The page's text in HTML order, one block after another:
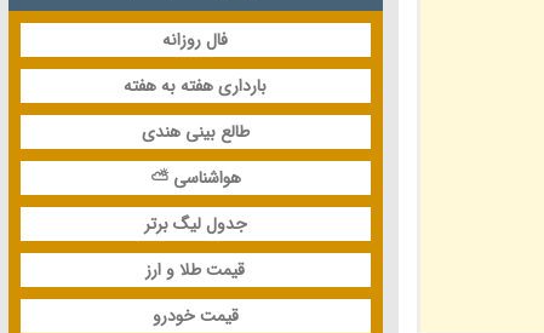
فال روزانه
بارداری هفته به هفته
طالع بینی هندی
هواشناسی ⛅
جدول لیگ برتر
قیمت طلا و ارز
قیمت خودرو